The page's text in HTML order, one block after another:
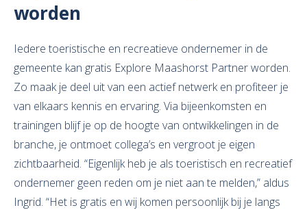
worden
Iedere toeristische en recreatieve ondernemer in de
gemeente kan gratis Explore Maashorst Partner worden.
Zo maak je deel uit van een actief netwerk en profiteer je
van elkaars kennis en ervaring. Via bijeenkomsten en
trainingen blijf je op de hoogte van ontwikkelingen in de
branche, je ontmoet collega’s en vergroot je eigen
zichtbaarheid. “Eigenlijk heb je als toeristisch en recreatief
ondernemer geen reden om je niet aan te melden,” aldus
Ingrid. “Het is gratis en wij komen persoonlijk bij je langs